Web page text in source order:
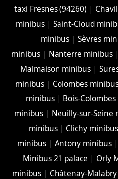
taxi Fresnes (94260) |
minibus| Saint-Cloud
minibus| Sèvres
minibus | Nanterre minibus |
Malmaison minibus |
minibus| Colombes minibus
minibus | Bois-
minibus| Neuilly-sur-Seine
minibus| Clichy minibus
minibus| Antony minibus|
Minibus 21 palace | Orly
minibus| Châtenay-